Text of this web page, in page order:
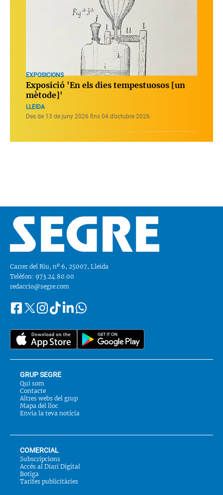
EXPOSICIONS
Exposició 'En els dies tempestuosos [un
mètode]'
LLEIDA
Des de 13 de juny 2026 fins 04 d’octubre 2026
Carrer del Riu, nº 6, 25007, Lleida
Telèfon: 973.24.80.00
redaccio@segre.com
Segueix-
a::
FacebookInstagram
TiktokLinkedinWhatsapp
GRUP SEGRE
Qui som
Contacte
Altres webs del grup
Mapa del lloc
Envia la teva notícia
COMERCIAL
Subscripcions
Accés al Diari Digital
Botiga
Tarifes publicitàries